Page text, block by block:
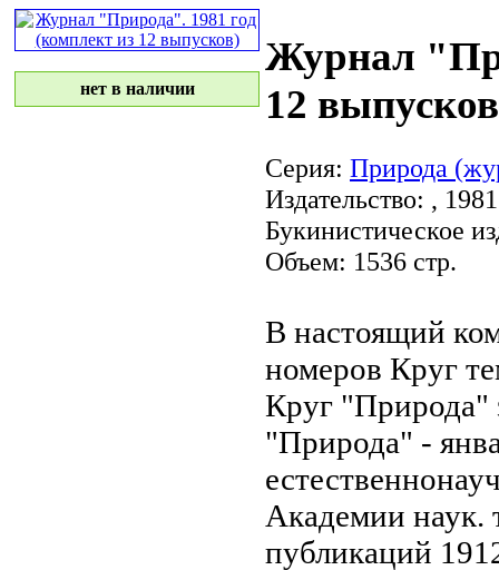
нет в наличии
Журнал
12
Серия: Природа
Издательство: ,
Букинистическое
Объем: 1536 стр.
В настоящий
номеров Круг
Круг "Природа"
"Природа" -
Академии наук.
публикаций